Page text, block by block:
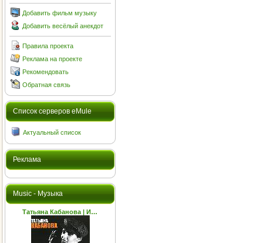
Добавить фильм музыку
Добавить весёлый анекдот
Правила проекта
Реклама на проекте
Рекомендовать
Обратная связь
Cписок серверов eMule
Актуальный список
Реклама
Music - Музыка
Татьяна Кабанова | И…